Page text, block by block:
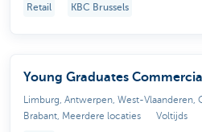
Retail KBC Brussels
Young Graduates
Limburg, Antwerpen, West-Vlaanderen,
Brabant, Meerdere locaties
Voltijds